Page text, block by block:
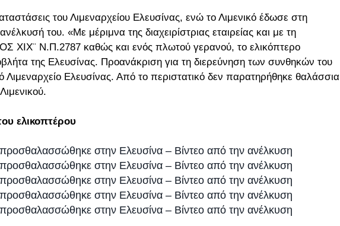
του Λιμεναρχείου Ελευσίνας, ενώ το Λιμενικό έδωσε στη
του. «Με μέριμνα της διαχειρίστριας εταιρείας και με τη
ΧΙΧ¨ Ν.Π.2787 καθώς και ενός πλωτού γερανού, το ελικόπτερο
της Ελευσίνας. Προανάκριση για τη διερεύνηση των συνθηκών του
Λιμεναρχείο Ελευσίνας. Από το περιστατικό δεν παρατηρήθηκε θαλάσσια
ελικοπτέρου